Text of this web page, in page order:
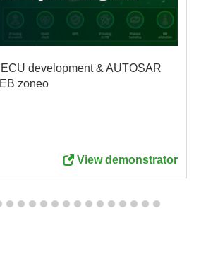
ECU development & AUTOSAR
EB zoneo
View demonstrator